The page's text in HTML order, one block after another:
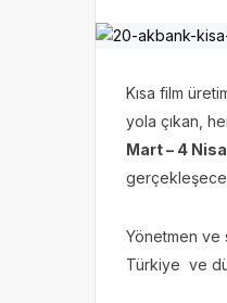
Kısa film
yola çıkan,
Mart – 4
Yönetmen ve
Türkiye ve